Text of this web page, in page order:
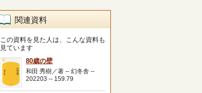
関連資料
この資料を見た人は、こんな資料も
見ています
80歳の壁
和田 秀樹／著 -- 幻冬舎 --
202203 -- 159.79